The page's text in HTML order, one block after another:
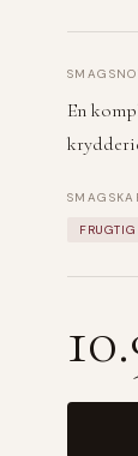
En
FRUGTIG